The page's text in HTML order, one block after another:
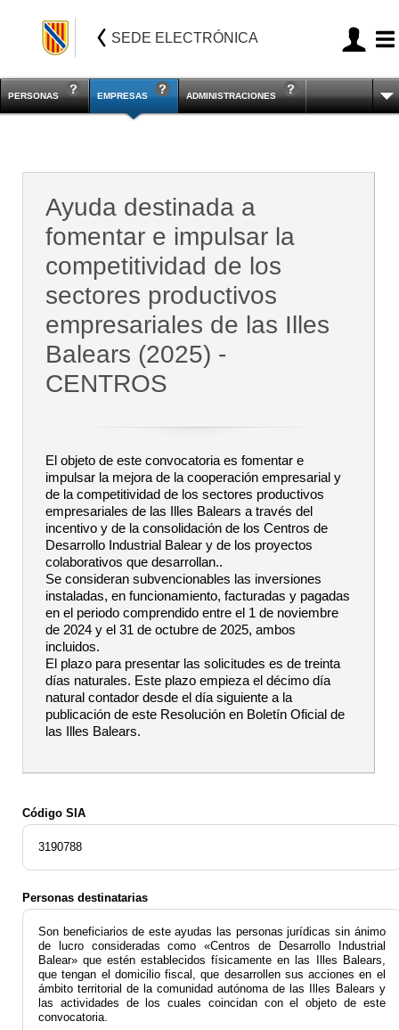
SEDE ELECTRÓNICA
PERSONAS EMPRESAS ADMINISTRACIONES
Ayuda destinada a
fomentar e impulsar la
competitividad de los
sectores productivos
empresariales de las Illes
Balears (2025) -
CENTROS
El objeto de este convocatoria es fomentar e
impulsar la mejora de la cooperación empresarial y
de la competitividad de los sectores productivos
empresariales de las Illes Balears a través del
incentivo y de la consolidación de los Centros de
Desarrollo Industrial Balear y de los proyectos
colaborativos que desarrollan..
Se consideran subvencionables las inversiones
instaladas, en funcionamiento, facturadas y pagadas
en el periodo comprendido entre el 1 de noviembre
de 2024 y el 31 de octubre de 2025, ambos
incluidos.
El plazo para presentar las solicitudes es de treinta
días naturales. Este plazo empieza el décimo día
natural contador desde el día siguiente a la
publicación de este Resolución en Boletín Oficial de
las Illes Balears.
Código SIA
3190788
Personas destinatarias
Son beneficiarios de este ayudas las personas jurídicas sin ánimo
de lucro consideradas como «Centros de Desarrollo Industrial
Balear» que estén establecidos físicamente en las Illes Balears,
que tengan el domicilio fiscal, que desarrollen sus acciones en el
ámbito territorial de la comunidad autónoma de las Illes Balears y
las actividades de los cuales coincidan con el objeto de este
convocatoria.